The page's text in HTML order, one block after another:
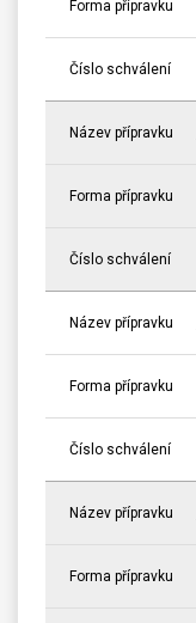
Forma přípravku
Číslo schválení
Název přípravku
Forma přípravku
Číslo schválení
Název přípravku
Forma přípravku
Číslo schválení
Název přípravku
Forma přípravku